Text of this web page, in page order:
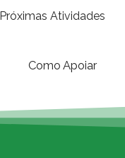
Próximas Atividades
Como Apoiar